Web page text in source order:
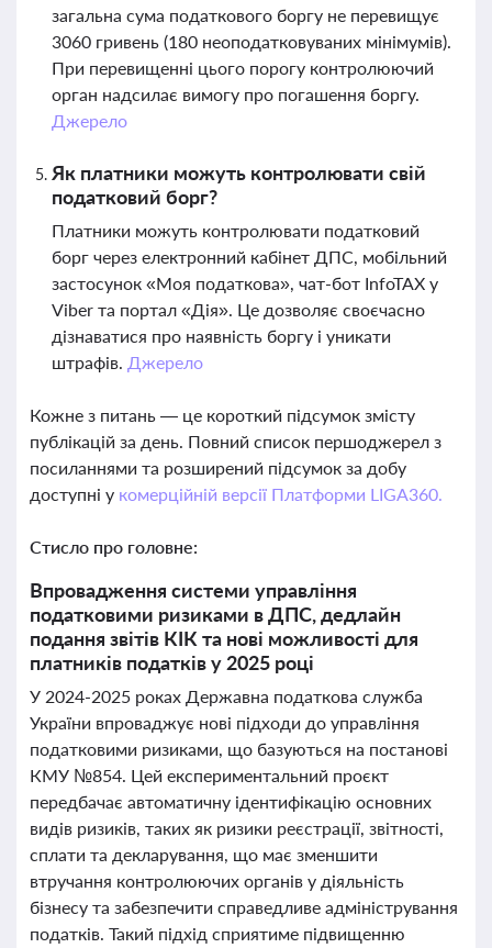
загальна сума податкового боргу не перевищує
3060 гривень (180 неоподатковуваних мінімумів).
При перевищенні цього порогу контролюючий
орган надсилає вимогу про погашення боргу.
Джерело
Як платники можуть контролювати свій
податковий борг?
Платники можуть контролювати податковий
борг через електронний кабінет ДПС, мобільний
застосунок «Моя податкова», чат-бот InfoTAX у
Viber та портал «Дія». Це дозволяє своєчасно
дізнаватися про наявність боргу і уникати
штрафів. Джерело
Кожне з питань — це короткий підсумок змісту
публікацій за день. Повний список першоджерел з
посиланнями та розширений підсумок за добу
доступні у комерційній версії Платформи LIGA360.
Стисло про головне:
Впровадження системи управління
податковими ризиками в ДПС, дедлайн
подання звітів КІК та нові можливості для
платників податків у 2025 році
У 2024-2025 роках Державна податкова служба
України впроваджує нові підходи до управління
податковими ризиками, що базуються на постанові
КМУ №854. Цей експериментальний проєкт
передбачає автоматичну ідентифікацію основних
видів ризиків, таких як ризики реєстрації, звітності,
сплати та декларування, що має зменшити
втручання контролюючих органів у діяльність
бізнесу та забезпечити справедливе адміністрування
податків. Такий підхід сприятиме підвищенню